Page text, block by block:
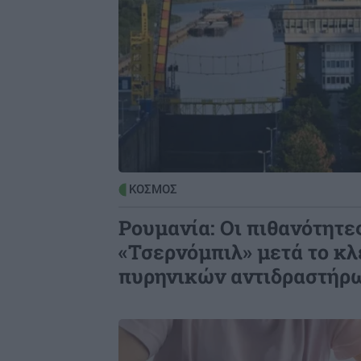
GOSSIP - LIFESTYLE
Ο Κωνσταντίνος Αργυρός
φωτογραφήθηκε μέσα σε σκάφος
ΚΡΗΤΗ
Ηράκλειο: Η ΕΛ.ΑΣ για τον τουρίστα
που φέρεται να ζήτησε τιμή για την
10χρονη
ΚΟΣΜΟΣ
Ρουμανία: Οι
«Τσερνόμπιλ» μετά το
πυρηνικών
Image